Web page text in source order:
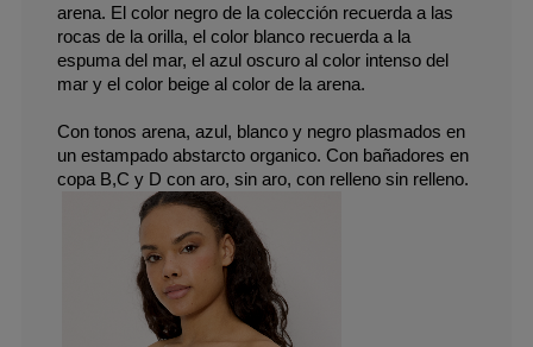
arena. El color negro de la colección recuerda a las
rocas de la orilla, el color blanco recuerda a la
espuma del mar, el azul oscuro al color intenso del
mar y el color beige al color de la arena.
Con tonos arena, azul, blanco y negro plasmados en
un estampado abstarcto organico. Con bañadores en
copa B,C y D con aro, sin aro, con relleno sin relleno.